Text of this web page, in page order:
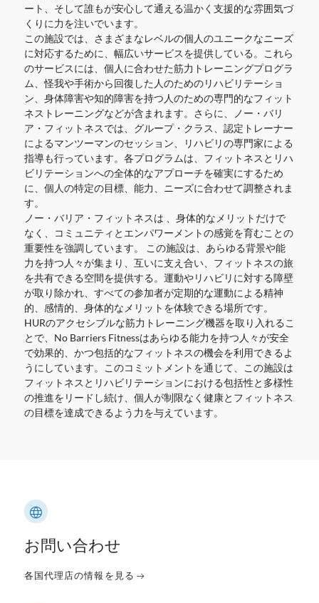
ート、そして誰もが安心して通える温かく支援的な雰囲気づ
くりに力を注いでいます。
この施設では、さまざまなレベルの個人のユニークなニーズ
に対応するために、幅広いサービスを提供している。これら
のサービスには、 個人に合わせた筋力トレーニングプログラ
ム、怪我や手術から回復した人のためのリハビリテーショ
ン、身体障害や知的障害を持つ人のための専門的なフィット
ネストレーニングなどが含まれます。さらに、ノー・バリ
ア・フィットネスでは、グループ・クラス、認定トレーナー
によるマンツーマンのセッション、リハビリの専門家による
指導も行っています。各プログラムは、フィットネスとリハ
ビリテーションへの全体的なアプローチを確実にするため
に、個人の特定の目標、能力、ニーズに合わせて調整されま
す。
ノー・バリア・フィットネスは
、身体的なメリットだけで
なく、
コミュニティとエンパワーメントの感覚を育むことの
重要性を強調しています。
この施設は、あらゆる背景や能
力を持つ人々が集まり、互いに支え合い、フィットネスの旅
を共有できる空間を提供する。運動やリハビリに対する障壁
が取り除かれ、すべての参加者が定期的な運動による精神
的、感情的、身体的なメリットを体験できる場所です。
HURのアクセシブルな筋力トレーニング機器を取り入れるこ
とで、No Barriers Fitnessはあらゆる能力を持つ人々が安全
で効果的、かつ包括的なフィットネスの機会を利用できるよ
うにしています。このコミットメントを通じて、この施設は
フィットネスとリハビリテーションにおける包括性と多様性
の推進をリードし続け、個人が制限なく健康とフィットネス
の目標を達成できるよう力を与えています。
お問い合わせ
各国代理店の情報を見る